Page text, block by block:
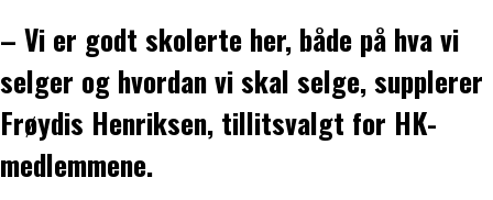
– Vi er godt skolerte her, både på hva vi
selger og hvordan vi skal selge, supplerer
Frøydis Henriksen, tillitsvalgt for HK-
medlemmene.